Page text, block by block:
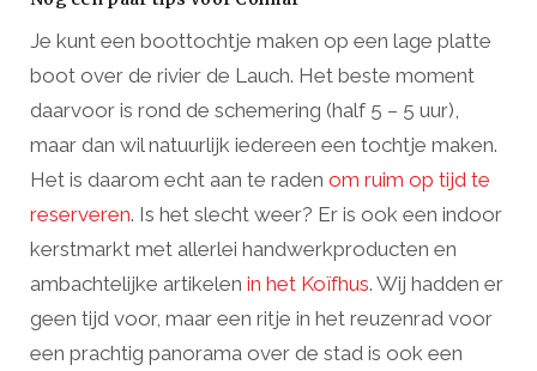
Je kunt een boottochtje maken op een lage platte
boot over de rivier de Lauch. Het beste moment
daarvoor is rond de schemering (half 5 – 5 uur),
maar dan wil natuurlijk iedereen een tochtje maken.
Het is daarom echt aan te raden om ruim op tijd te
reserveren. Is het slecht weer? Er is ook een indoor
kerstmarkt met allerlei handwerkproducten en
ambachtelijke artikelen in het Koïfhus. Wij hadden er
geen tijd voor, maar een ritje in het reuzenrad voor
een prachtig panorama over de stad is ook een